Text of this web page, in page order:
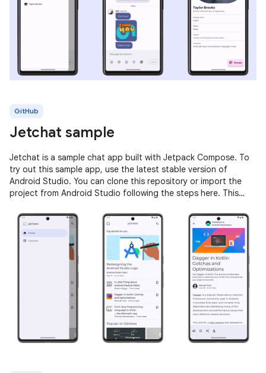
GitHub
Jetchat sample
Jetchat is a sample chat app built with Jetpack Compose. To
try out this sample app, use the latest stable version of
Android Studio. You can clone this repository or import the
project from Android Studio following the steps here. This